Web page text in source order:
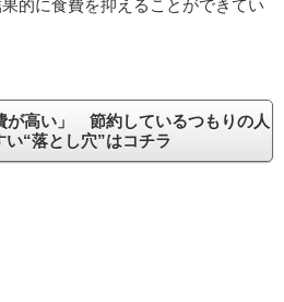
的に食費を抑えることができてい
が高い」 節約しているつもりの人
い“落とし穴”はコチラ